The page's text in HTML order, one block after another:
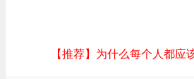
【推荐】为什么每个人都应